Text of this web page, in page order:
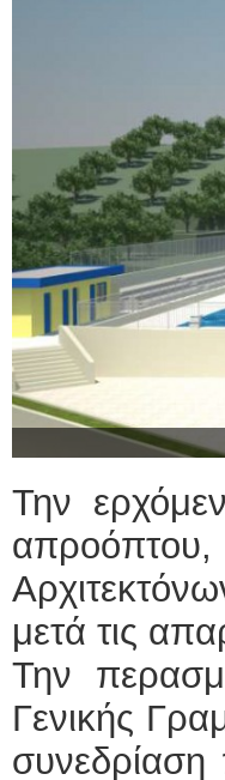
Την
απροόπτου,
μετά τις
Την
Γενικής